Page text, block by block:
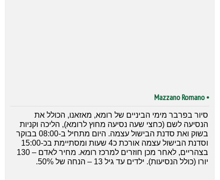
• Mazzano Romano
סיור בפרבר מימי הביניים של רומא, מאזאנו, הכולל את
הנסיעה לשם (כחצי שעה נסיעה מחוץ לרומא), הליכה וקניות
בשוק ואת סדנת הבישול עצמה. היום מתחיל ב-08:00 בבוקר
וסדנת הבישול עצמה אורכת כ4 שעות ומסתיימת בכ-15:00
בצהריים, לאחר מכן חוזרים למרכז רומא. מחיר לאדם – 130
יורו (כולל הנסיעות). ילדים עד גיל 13 – הנחה של 50%.